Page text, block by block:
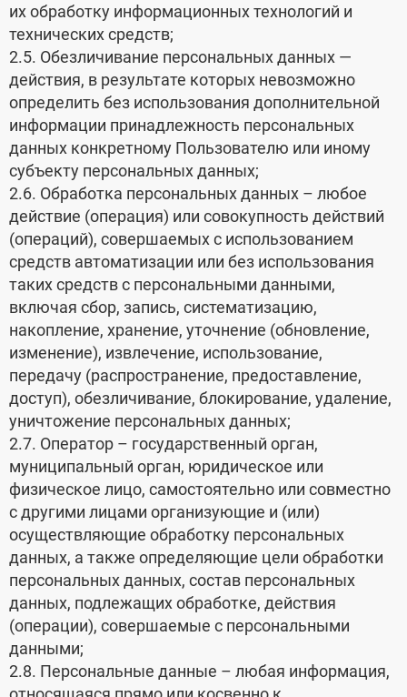
их обработку информационных технологий и
технических средств;
2.5. Обезличивание персональных данных —
действия, в результате которых невозможно
определить без использования дополнительной
информации принадлежность персональных
данных конкретному Пользователю или иному
субъекту персональных данных;
2.6. Обработка персональных данных – любое
действие (операция) или совокупность действий
(операций), совершаемых с использованием
средств автоматизации или без использования
таких средств с персональными данными,
включая сбор, запись, систематизацию,
накопление, хранение, уточнение (обновление,
изменение), извлечение, использование,
передачу (распространение, предоставление,
доступ), обезличивание, блокирование, удаление,
уничтожение персональных данных;
2.7. Оператор – государственный орган,
муниципальный орган, юридическое или
физическое лицо, самостоятельно или совместно
с другими лицами организующие и (или)
осуществляющие обработку персональных
данных, а также определяющие цели обработки
персональных данных, состав персональных
данных, подлежащих обработке, действия
(операции), совершаемые с персональными
данными;
2.8. Персональные данные – любая информация,